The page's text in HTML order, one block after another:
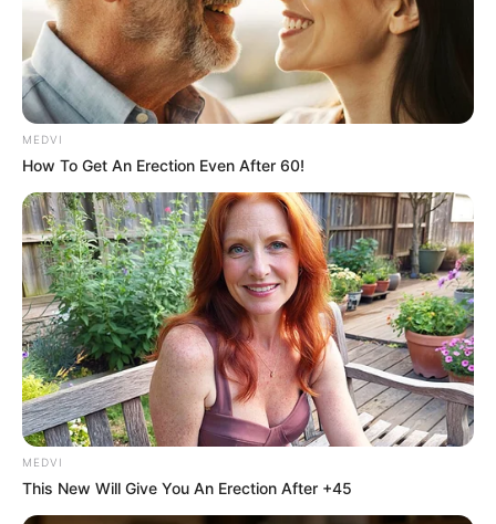
MEDVI
How To Get An Erection Even After 60!
MEDVI
This New Will Give You An Erection After +45